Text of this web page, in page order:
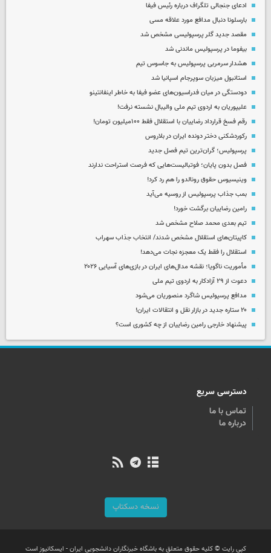
ادعای جنجالی تلگراف درباره رئیس فیفا
بارسلونا دنبال مدافع مورد علاقه مسی
مقصد جدید گلر پرسپولیسی مشخص شد
بیفوما در پرسپولیس ماندنی شد
هشدار سرمربی پرسپولیس به جاسوس تیم
استانبول میزبان سوپرجام اسپانیا شد
دودستگی در میان فدراسیون‌های عضو فیفا به خاطر اینفانتینو
علیپوریان به اردوی تیم ملی والیبال نشسته نرفت!
رقم فسخ قرارداد رضاییان با استقلال فقط ۱۰۰میلیون تومان!
رکوردشکنی دختر دونده ایران در بلاروس
پرسپولیس؛ گران‌ترین تیم فصل جدید
فصل بدون پایان؛ فوتبالیست‌هایی که فرصت استراحت ندارند
وینیسیوس حقوق رونالدو را هم رد کرد!
بمب جذاب پرسپولیس از روسیه می‌آید
رامین رضاییان برگشت خورد!
تیم بعدی محمد صلاح مشخص شد
کاپیتان‌های استقلال مشخص شدند/ انتخاب جذاب سهراب
استقلال را فقط یک معجزه نجات می‌دهد!
مأموریت ناگویا؛ نقشه مدال‌های ایران در بازی‌های آسیایی ۲۰۲۶
دعوت از ۲۹ آزادکار به اردوی تیم ملی
مدافع پرسپولیس شاگرد منصوریان می‌شود
۲۰ ستاره جدید در بازار نقل و انتقالات ایران!
پیشنهاد خارجی رامین رضاییان از چه کشوری است؟
دسترسی سریع
تماس با ما
درباره ما
نسخه دسکتاپ
کپی رایت © کلیه حقوق متعلق به باشگاه خبرنگاران دانشجویی ایران - ایسکانیوز است